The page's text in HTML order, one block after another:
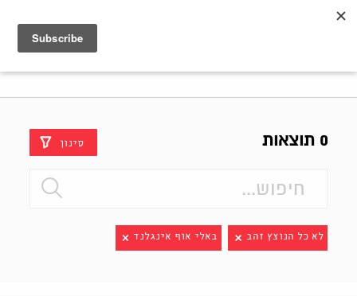
0 תוצאות סינון
לא כל הנוצץ זהב באלי אוף אינגלנד